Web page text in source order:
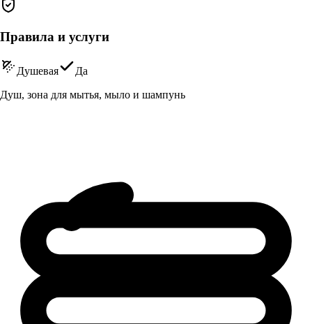
Правила и услуги
Душевая
Да
Душ, зона для мытья, мыло и шампунь